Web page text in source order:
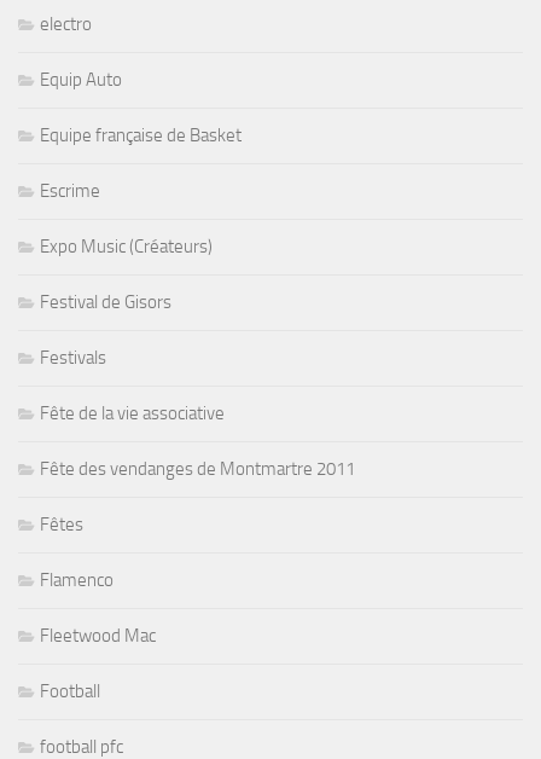
electro
Equip Auto
Equipe française de Basket
Escrime
Expo Music (Créateurs)
Festival de Gisors
Festivals
Fête de la vie associative
Fête des vendanges de Montmartre 2011
Fêtes
Flamenco
Fleetwood Mac
Football
football pfc